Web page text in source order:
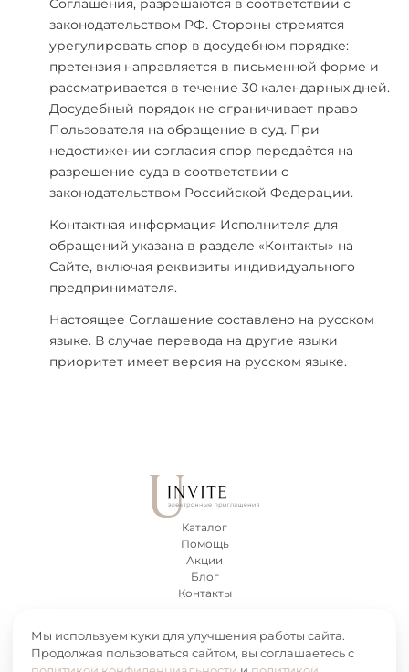
Соглашения, разрешаются в соответствии с
законодательством РФ. Стороны стремятся
урегулировать спор в досудебном порядке:
претензия направляется в письменной форме и
рассматривается в течение 30 календарных дней.
Досудебный порядок не ограничивает право
Пользователя на обращение в суд. При
недостижении согласия спор передаётся на
разрешение суда в соответствии с
законодательством Российской Федерации.
Контактная информация Исполнителя для
обращений указана в разделе «Контакты» на
Сайте, включая реквизиты индивидуального
предпринимателя.
Настоящее Соглашение составлено на русском
языке. В случае перевода на другие языки
приоритет имеет версия на русском языке.
Каталог
Помощь
Акции
Блог
Контакты
Пользовательское соглашение
Политика конфиденциальности
Мы используем куки для улучшения работы сайта.
Продолжая пользоваться сайтом, вы соглашаетесь с